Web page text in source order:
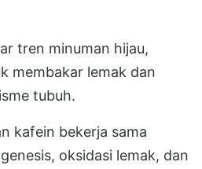
tren minuman hijau,
membakar lemak dan
tubuh.
kafein bekerja sama
oksidasi lemak, dan